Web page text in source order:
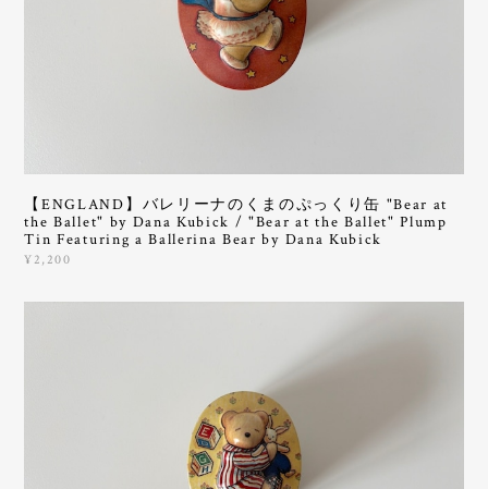
【ENGLAND】バレリーナのくまのぷっくり缶 "Bear at
the Ballet" by Dana Kubick / "Bear at the Ballet" Plump
Tin Featuring a Ballerina Bear by Dana Kubick
¥2,200